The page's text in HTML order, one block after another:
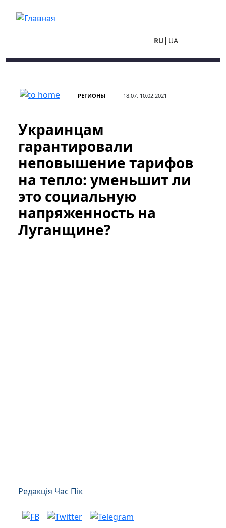
RU UA
РЕГИОНЫ 18:07, 10.02.2021
Украинцам
гарантировали
неповышение тарифов
на тепло: уменьшит ли
это социальную
напряженность на
Луганщине?
Редакція Час Пік